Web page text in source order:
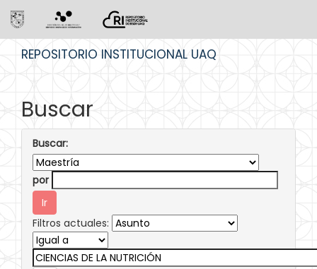
REPOSITORIO INSTITUCIONAL UAQ
Buscar
Buscar:
por
Filtros actuales: